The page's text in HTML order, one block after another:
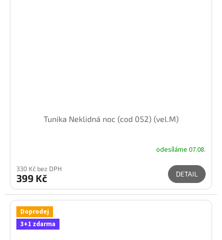
Tunika Neklidná noc (cod 052) (vel.M)
odesíláme 07.08.
330 Kč bez DPH
399 Kč DETAIL
Doprodej
3+1 zdarma